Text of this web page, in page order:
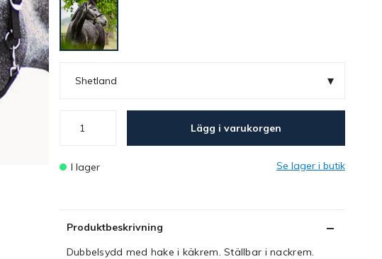
Shetland ▾
Lägg i varukorgen
I lager Se lager i butik
Produktbeskrivning
Dubbelsydd med hake i käkrem. Ställbar i nackrem.